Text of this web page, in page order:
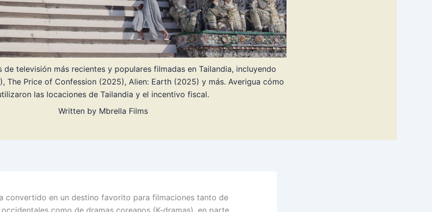
de televisión más recientes y populares filmadas en Tailandia, incluyendo
The Price of Confession (2025), Alien: Earth (2025) y más. Averigua cómo
las locaciones de Tailandia y el incentivo fiscal.
Written by Mbrella Films
convertido en un destino favorito para filmaciones tanto de
como de dramas coreanos (K-dramas), en parte